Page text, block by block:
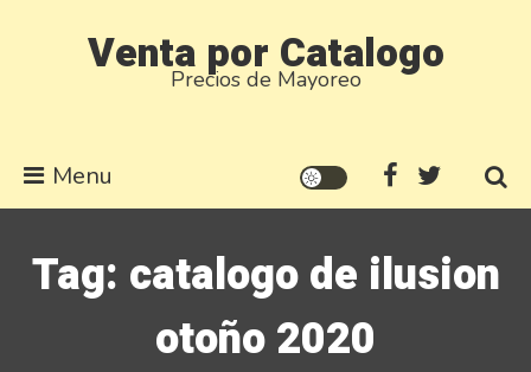
Venta por Catalogo
Precios de Mayoreo
Menu
Tag: catalogo de ilusion
otoño 2020